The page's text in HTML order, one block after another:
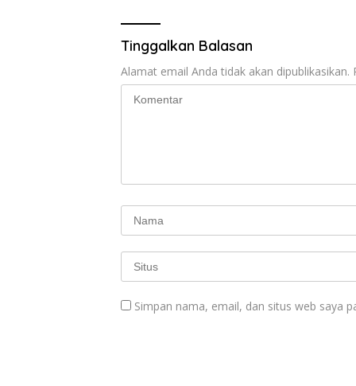
o
k p
Tinggalkan Balasan
Alamat email Anda tidak akan dipublikasikan.
Simpan nama, email, dan situs web saya